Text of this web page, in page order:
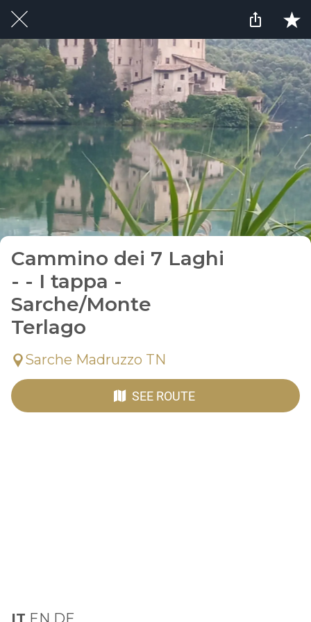
Cammino dei 7 Laghi
- - I tappa -
Sarche/Monte
Terlago
Sarche Madruzzo TN
SEE ROUTE